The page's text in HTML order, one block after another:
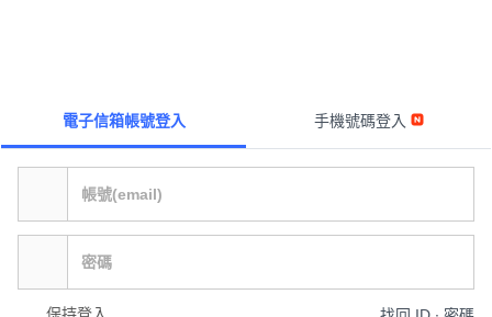
電子信箱帳號登入 手機號碼登入